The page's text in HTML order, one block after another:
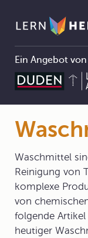
Ein Angebot von
Chemie
Waschmittel
Reinigung von
komplexe
von
folgende
heutiger